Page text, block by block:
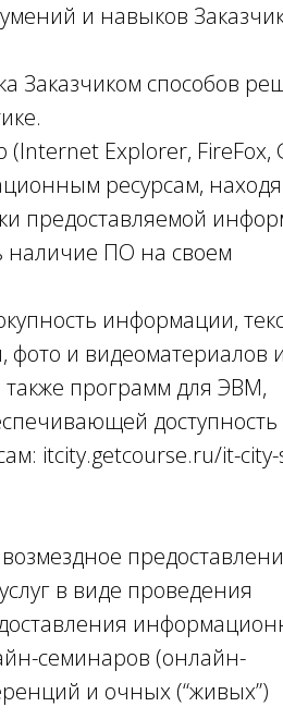
и навыков
Заказчиком способов
Explorer, FireFox,
ресурсам,
предоставляемой
наличие ПО на своем
информации,
фото и видеоматериалов
также программ для ЭВМ,
доступность
itcity.getcourse.ru/it-city-
в виде проведения
семинаров (онлайн-
и очных (“живых”)